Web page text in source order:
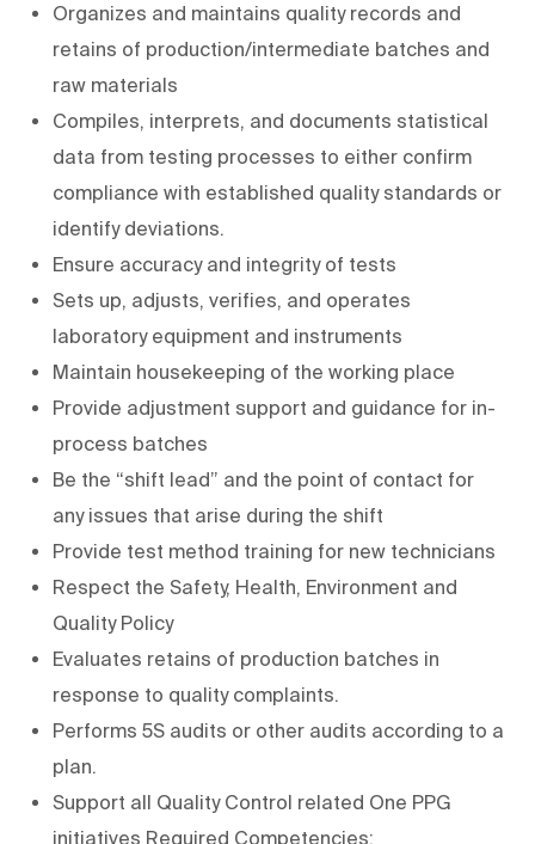
Organizes and maintains quality records and
retains of production/intermediate batches and
raw materials
Compiles, interprets, and documents statistical
data from testing processes to either confirm
compliance with established quality standards or
identify deviations.
Ensure accuracy and integrity of tests
Sets up, adjusts, verifies, and operates
laboratory equipment and instruments
Maintain housekeeping of the working place
Provide adjustment support and guidance for in-
process batches
Be the “shift lead” and the point of contact for
any issues that arise during the shift
Provide test method training for new technicians
Respect the Safety, Health, Environment and
Quality Policy
Evaluates retains of production batches in
response to quality complaints.
Performs 5S audits or other audits according to a
plan.
Support all Quality Control related One PPG
initiatives Required Competencies: